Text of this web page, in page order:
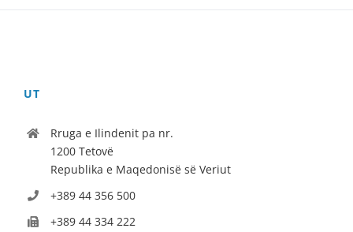
UT
Rruga e Ilindenit pa nr.
1200 Tetovë
Republika e Maqedonisë së Veriut
+389 44 356 500
+389 44 334 222